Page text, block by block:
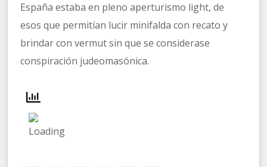
España estaba en pleno aperturismo light, de
esos que permitían lucir minifalda con recato y
brindar con vermut sin que se considerase
conspiración judeomasónica.